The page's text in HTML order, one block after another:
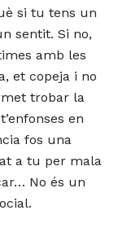
si tu tens un
sentit. Si no,
amb les
et copeja i no
trobar la
en
fos una
a tu per mala
No és un